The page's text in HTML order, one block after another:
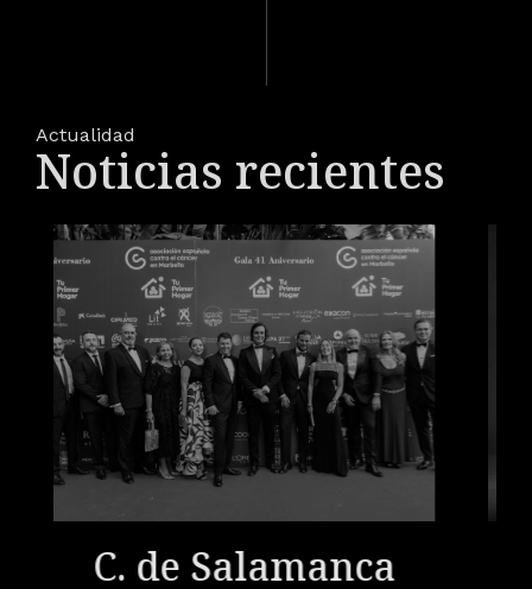
Actualidad
Noticias recientes
C. de Salamanca